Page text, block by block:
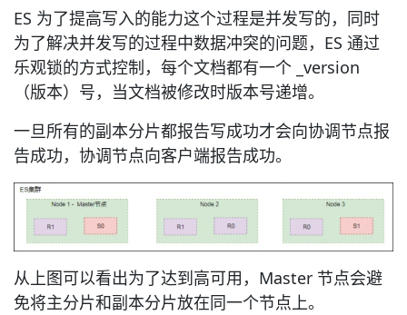
ES 为了提高写入的能力这个过程是并发写的，同时
为了解决并发写的过程中数据冲突的问题，ES 通过
乐观锁的方式控制，每个文档都有一个 _version
（版本）号，当文档被修改时版本号递增。
一旦所有的副本分片都报告写成功才会向协调节点报
告成功，协调节点向客户端报告成功。
从上图可以看出为了达到高可用，Master 节点会避
免将主分片和副本分片放在同一个节点上。